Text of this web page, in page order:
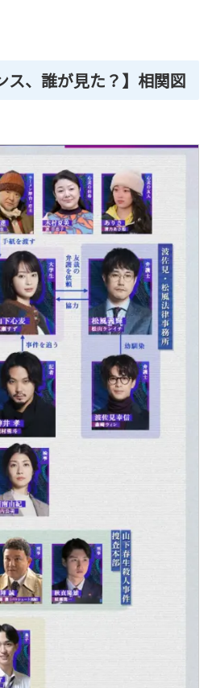
ス、誰が見た？】相関図